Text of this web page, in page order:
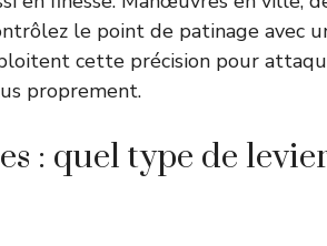
le point de patinage avec
cette précision pour
proprement.
: quel type de